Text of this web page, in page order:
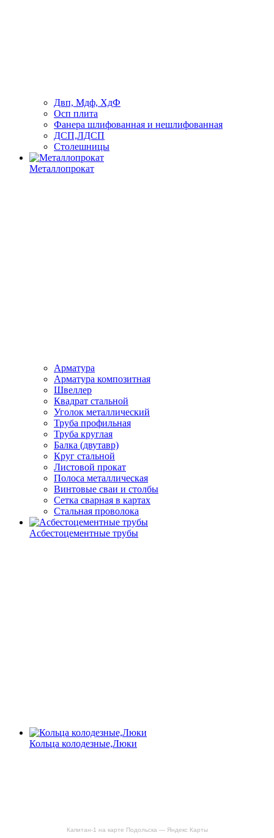
Капитан-1 на карте Подольска — Яндекс Карты
Двп, Мдф, ХдФ
Осп плита
Фанера шлифованная и нешлифованная
ДСП,ЛДСП
Столешницы
Металлопрокат
Арматура
Арматура композитная
Швеллер
Квадрат стальной
Уголок металлический
Труба профильная
Труба круглая
Балка (двутавр)
Круг стальной
Листовой прокат
Полоса металлическая
Винтовые сваи и столбы
Сетка сварная в картах
Стальная проволока
Асбестоцементные трубы
Кольца колодезные,Люки